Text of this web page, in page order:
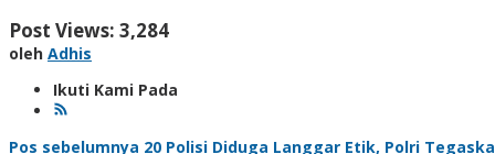
Post Views: 3,284
oleh Adhis
Ikuti Kami Pada
Pos sebelumnya 20 Polisi Diduga Langgar Etik, Polri